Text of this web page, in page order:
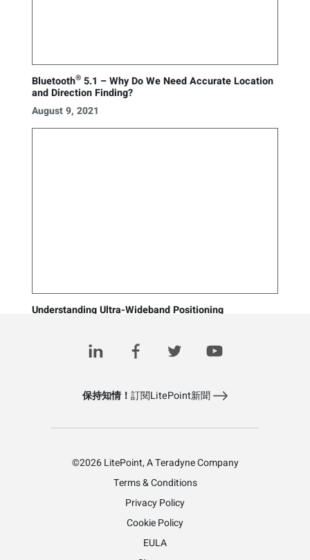
Bluetooth® 5.1 – Why Do We Need Accurate Location
and Direction Finding?
August 9, 2021
Understanding Ultra-Wideband Positioning
保持知情！ 訂閱LitePoint新聞
©2026 LitePoint, A Teradyne Company
Terms & Conditions
Privacy Policy
Cookie Policy
EULA